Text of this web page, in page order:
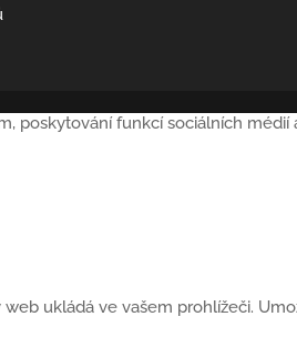
poskytování funkcí sociálních
ukládá ve vašem prohlížeči.